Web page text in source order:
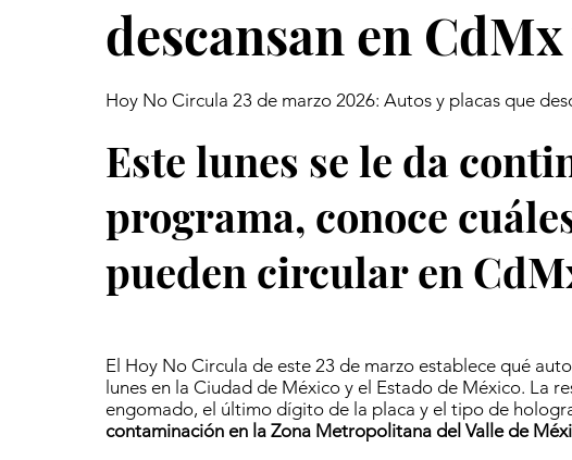
descansan en
Hoy No Circula 23 de marzo 2026: Autos y placas que
Este lunes se le da
programa, conoce
pueden circular en
El Hoy No Circula de este 23 de marzo establece qué
lunes en la Ciudad de México y el Estado de México. La
engomado, el último dígito de la placa y el tipo de
contaminación en la Zona Metropolitana del Valle de